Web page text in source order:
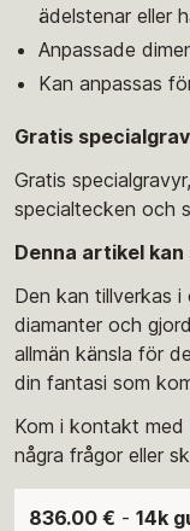
ädelstenar eller
Anpassade
Kan anpassas
Gratis
Gratis
specialtecken och
Denna artikel
Den kan tillverkas i
diamanter och
allmän känsla för
din fantasi som
Kom i kontakt med
några frågor eller
836.00 € - 14k